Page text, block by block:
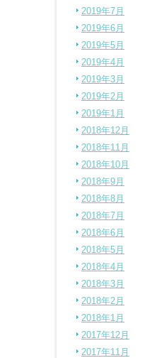
2019年7月
2019年6月
2019年5月
2019年4月
2019年3月
2019年2月
2019年1月
2018年12月
2018年11月
2018年10月
2018年9月
2018年8月
2018年7月
2018年6月
2018年5月
2018年4月
2018年3月
2018年2月
2018年1月
2017年12月
2017年11月